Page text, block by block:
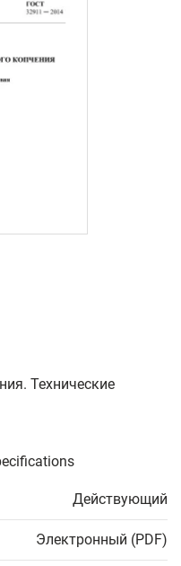
Технические
Действующий
Электронный (PDF)